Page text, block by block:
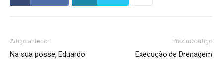
Artigo anterior
Na sua posse, Eduardo
Próximo artigo
Execução de Drenagem